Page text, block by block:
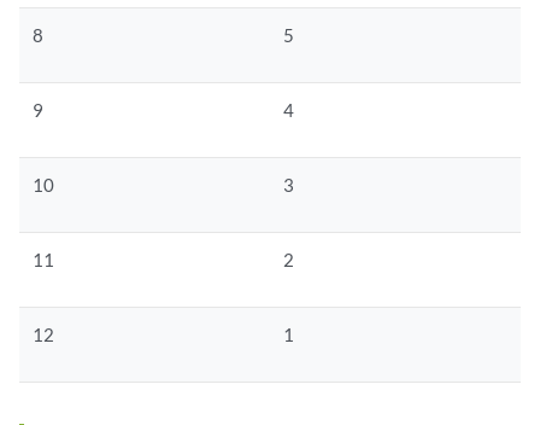
8 5
9 4
10 3
11 2
12 1